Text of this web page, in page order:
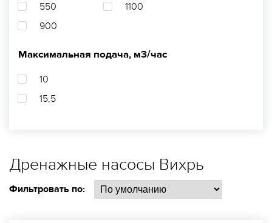
550
900
1100
Максимальная подача, м3/час
10
15,5
Дренажные насосы Вихрь
Фильтровать по: